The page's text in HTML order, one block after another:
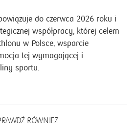
do czerwca 2026 roku i
współpracy, której celem
w Polsce, wsparcie
tej wymagającej i
sportu.
RÓWNIEŻ